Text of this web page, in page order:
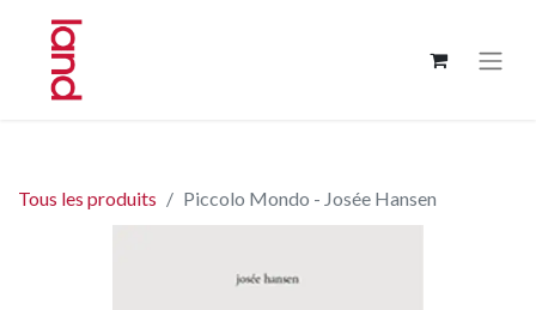
Tous les produits Piccolo Mondo - Josée Hansen